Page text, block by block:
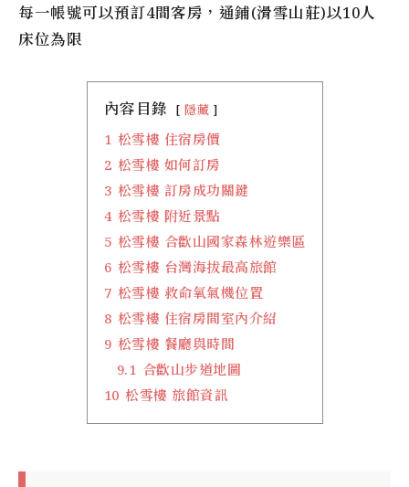
每一帳號可以預訂4間客房，通鋪(滑雪山莊)以10人
床位為限
內容目錄 隱藏
1 松雪樓 住宿房價
2 松雪樓 如何訂房
3 松雪樓 訂房成功關鍵
4 松雪樓 附近景點
5 松雪樓 合歡山國家森林遊樂區
6 松雪樓 台灣海拔最高旅館
7 松雪樓 救命氧氣機位置
8 松雪樓 住宿房間室內介紹
9 松雪樓 餐廳與時間
9.1 合歡山步道地圖
10 松雪樓 旅館資訊